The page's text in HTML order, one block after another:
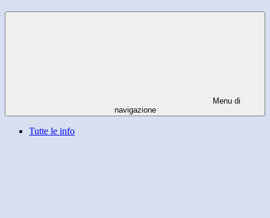
Menu di
navigazione
Tutte le info